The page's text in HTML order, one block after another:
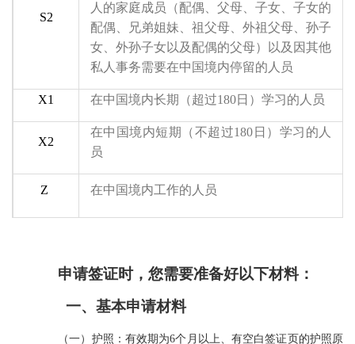
S2
人的家庭成员
（配偶、父母、子女、子女的
配偶、兄弟姐妹、祖父母、外祖父母、孙子
女、外孙子女以及配偶的父母）
以及因其他
私人事务需要在中国境内停留的人员
X1 在中国境内长期 （超过180日） 学习的人员
X2
在中国境内短期 （不超过180日） 学习的人
员
Z 在中国境内工作的人员
申请签证时，您需要准备好以下材料：
一、基本申请材料
（一）护照：有效期为6个月以上、有空白签证页的护照原